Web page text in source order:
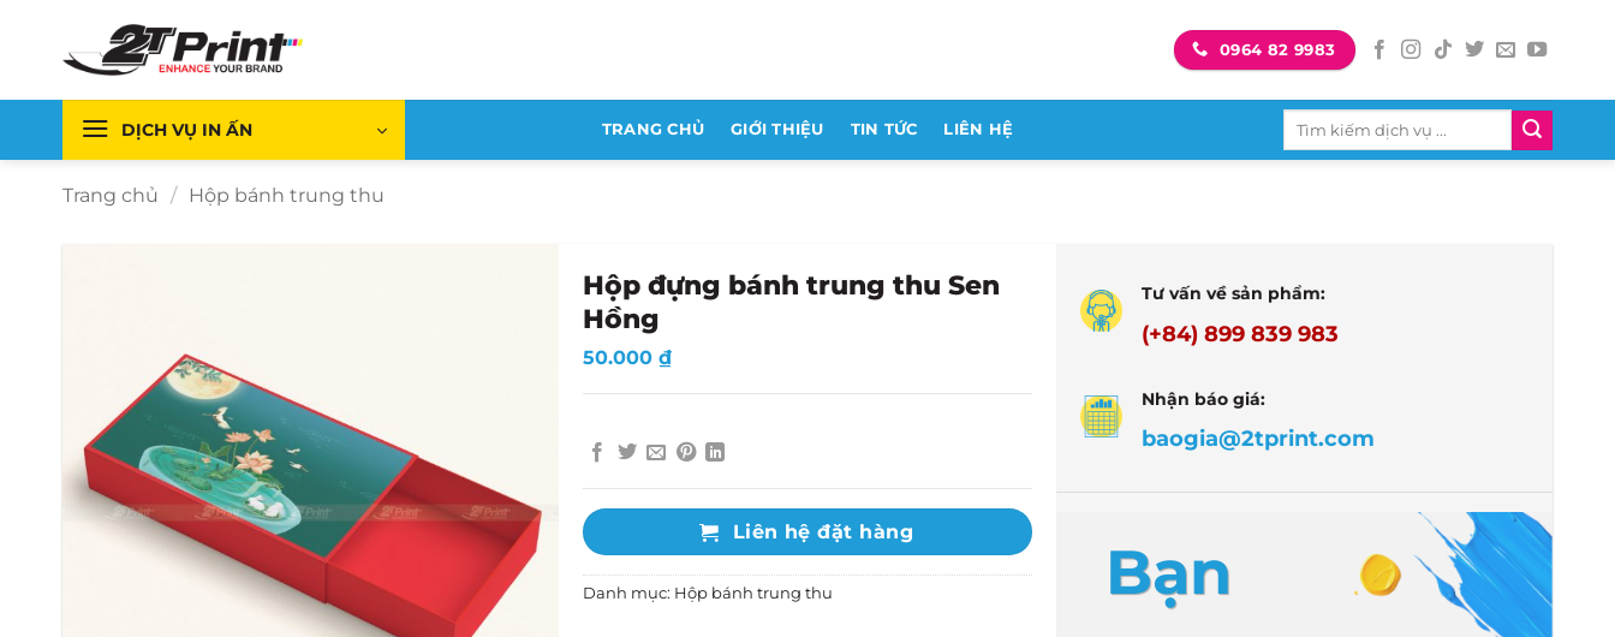
dung
0964 82 9983
DỊCH VỤ IN ẤN TRANG CHỦ GIỚI THIỆU TIN TỨC LIÊN HỆ
Tìm
Trang chủ / Hộp bánh trung thu
Hộp đựng bánh trung thu Sen
Hồng
50.000₫
Liên hệ đặt hàng
Danh mục: Hộp bánh trung thu
Tư vấn về sản phẩm:
(+84) 899 839 983
Nhận báo giá:
baogia@2tprint.com
Bạn